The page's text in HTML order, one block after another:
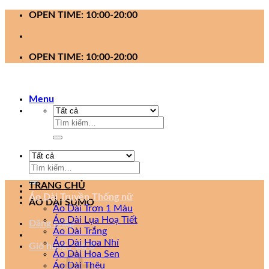
OPEN TIME: 10:00-20:00
OPEN TIME: 10:00-20:00
Menu
Tìm
Tìm
ÁO DÀI SUMO
Đăng nhập
Giỏ hàng /0₫ 0
TRANG CHỦ
Áo Dài Truyền Thống nữ
Áo Dài Trơn 1 Màu
Áo Dài Lụa Hoạ Tiết
Áo Dài Trắng
Áo Dài Hoa Nhí
Áo Dài Hoa Sen
Áo Dài Thêu